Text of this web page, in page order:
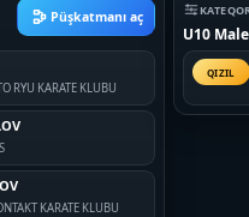
Püşkatmanı aç
RYU KARATE KLUBU
KARATE KLUBU
U10
QIZIL